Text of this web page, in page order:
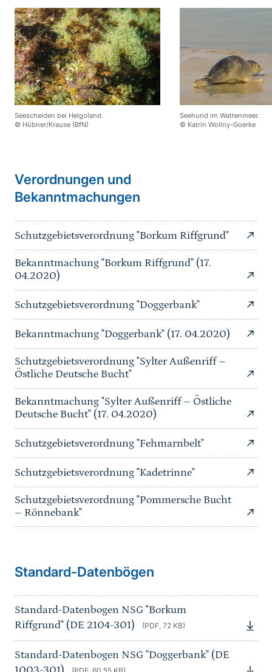
Seescheiden bei Helgoland.
© Hübner/Krause (BfN)
Seehund im Wattenmeer.
© Katrin Wollny-Goerke
Verordnungen und
Bekanntmachungen
Schutzgebietsverordnung "Borkum Riffgrund"
Bekanntmachung "Borkum Riffgrund" (17.
04.2020)
Schutzgebietsverordnung "Doggerbank"
Bekanntmachung "Doggerbank" (17. 04.2020)
Schutzgebietsverordnung "Sylter Außenriff –
Östliche Deutsche Bucht"
Bekanntmachung "Sylter Außenriff – Östliche
Deutsche Bucht" (17. 04.2020)
Schutzgebietsverordnung "Fehmarnbelt"
Schutzgebietsverordnung "Kadetrinne"
Schutzgebietsverordnung "Pommersche Bucht
– Rönnebank"
Standard-Datenbögen
Standard-Datenbogen NSG "Borkum
Riffgrund" (DE 2104-301)
(PDF, 72 KB)
Standard-Datenbogen NSG "Doggerbank" (DE